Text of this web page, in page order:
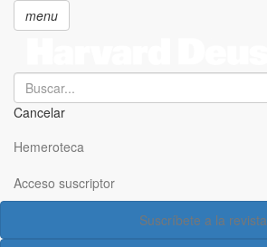
principal
menu
Search
Cancelar
Hemeroteca
Acceso suscriptor
Suscríbete a la revista
Acceso suscriptor